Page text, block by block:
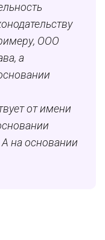
ООО
а
от имени
на основании